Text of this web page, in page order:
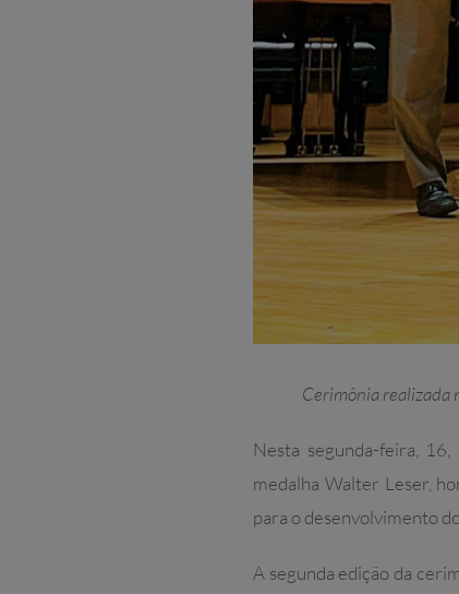
Cerimônia realizada
Nesta segunda-feira,
medalha Walter Leser,
para o desenvolvimento
A segunda edição da